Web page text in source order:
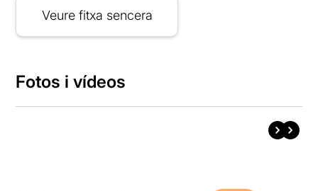
Veure fitxa sencera
Fotos i vídeos